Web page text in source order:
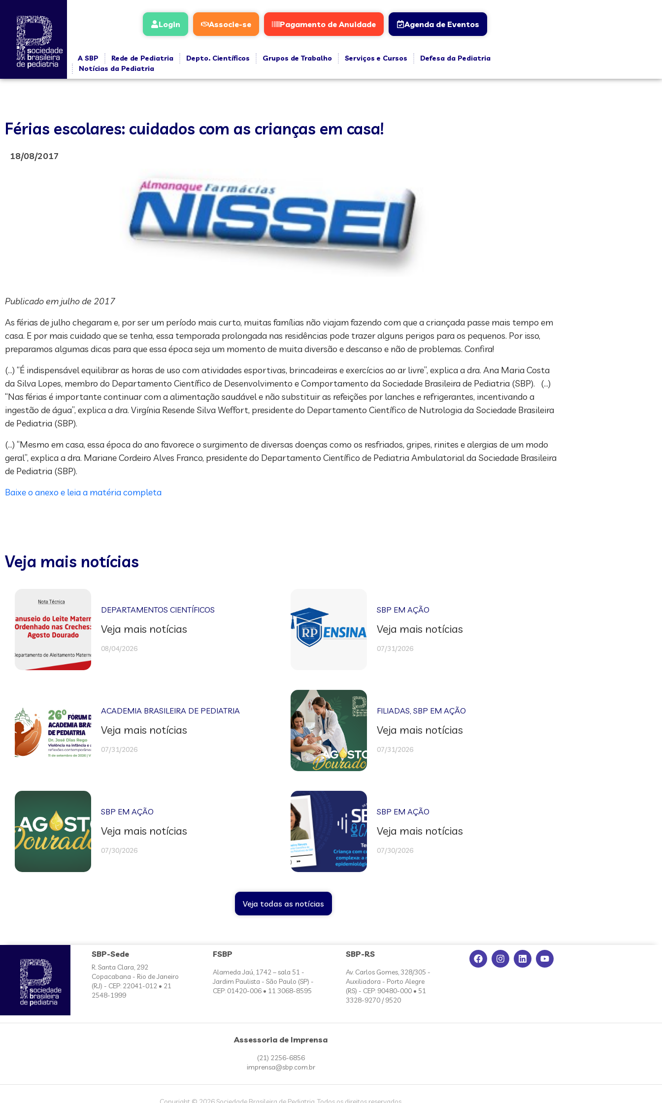
Login Associe-se Pagamento de Anuidade Agenda de Eventos
A SBP Rede de Pediatria Depto. Científicos Grupos de Trabalho Serviços e Cursos
Defesa da Pediatria
Notícias da Pediatria
Férias escolares: cuidados com as crianças em casa!
18/08/2017
Publicado em julho de 2017
As férias de julho chegaram e, por ser um período mais curto, muitas famílias não viajam fazendo com que a criançada passe mais tempo em
casa. E por mais cuidado que se tenha, essa temporada prolongada nas residências pode trazer alguns perigos para os pequenos. Por isso,
preparamos algumas dicas para que essa época seja um momento de muita diversão e descanso e não de problemas. Confira!
(…) “É indispensável equilibrar as horas de uso com atividades esportivas, brincadeiras e exercícios ao ar livre”, explica a dra. Ana Maria Costa
da Silva Lopes, membro do Departamento Científico de Desenvolvimento e Comportamento da Sociedade Brasileira de Pediatria (SBP). (…)
“Nas férias é importante continuar com a alimentação saudável e não substituir as refeições por lanches e refrigerantes, incentivando a
ingestão de água”, explica a dra. Virgínia Resende Silva Weffort, presidente do Departamento Científico de Nutrologia da Sociedade Brasileira
de Pediatria (SBP).
(…) “Mesmo em casa, essa época do ano favorece o surgimento de diversas doenças como os resfriados, gripes, rinites e alergias de um modo
geral”, explica a dra. Mariane Cordeiro Alves Franco, presidente do Departamento Científico de Pediatria Ambulatorial da Sociedade Brasileira
de Pediatria (SBP).
Baixe o anexo e leia a matéria completa
Veja mais notícias
DEPARTAMENTOS CIENTÍFICOS
Veja mais notícias
08/04/2026
SBP EM AÇÃO
Veja mais notícias
07/31/2026
ACADEMIA BRASILEIRA DE PEDIATRIA
Veja mais notícias
07/31/2026
FILIADAS,SBP EM AÇÃO
Veja mais notícias
07/31/2026
SBP EM AÇÃO
Veja mais notícias
07/30/2026
SBP EM AÇÃO
Veja mais notícias
07/30/2026
Veja todas as notícias
SBP-Sede
R. Santa Clara, 292
Copacabana - Rio de Janeiro
(RJ) - CEP: 22041-012 • 21
2548-1999
FSBP
Alameda Jaú, 1742 – sala 51 -
Jardim Paulista - São Paulo (SP) -
CEP: 01420-006 • 11 3068-8595
SBP-RS
Av. Carlos Gomes, 328/305 -
Auxiliadora - Porto Alegre
(RS) - CEP: 90480-000 • 51
3328-9270 / 9520
Assessoria de Imprensa
(21) 2256-6856
imprensa@sbp.com.br